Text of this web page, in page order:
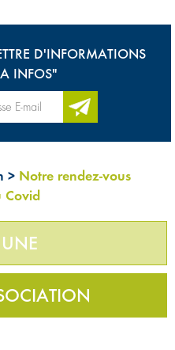
D'INFORMATIONS
INFOS"
> Notre rendez-vous
Covid